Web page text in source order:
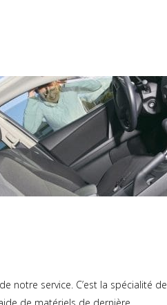
notre service. C’est la spécialité de